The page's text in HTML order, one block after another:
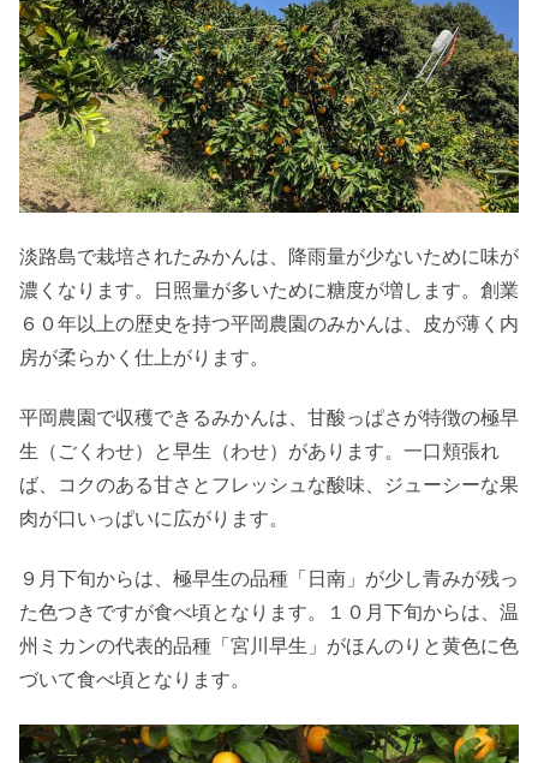
淡路島で栽培されたみかんは、降雨量が少ないために味が
濃くなります。日照量が多いために糖度が増します。創業
６０年以上の歴史を持つ平岡農園のみかんは、皮が薄く内
房が柔らかく仕上がります。
平岡農園で収穫できるみかんは、甘酸っぱさが特徴の極早
生（ごくわせ）と早生（わせ）があります。一口頬張れ
ば、コクのある甘さとフレッシュな酸味、ジューシーな果
肉が口いっぱいに広がります。
９月下旬からは、極早生の品種「日南」が少し青みが残っ
た色つきですが食べ頃となります。１０月下旬からは、温
州ミカンの代表的品種「宮川早生」がほんのりと黄色に色
づいて食べ頃となります。